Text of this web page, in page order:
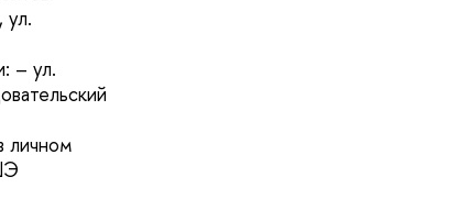
– ул.
личном